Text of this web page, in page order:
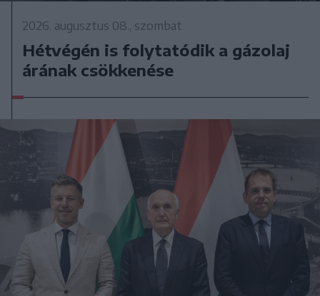
2026. augusztus 08., szombat
Hétvégén is folytatódik a gázolaj
árának csökkenése